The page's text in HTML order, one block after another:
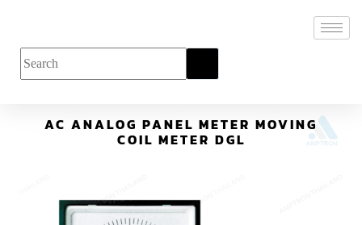
AC ANALOG PANEL METER MOVING
COIL METER DGL